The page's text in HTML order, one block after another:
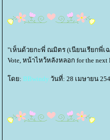
"เห็นด้วยกะพี่ ณมิตร (เนียนเรียกพี่เ
Vote, หน้าไหว้หลังหลอก for the next
ดย: BBwindy วันที่: 28 เมษายน